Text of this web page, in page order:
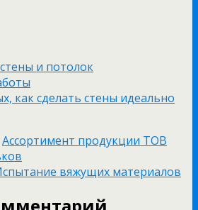
и потолок
как сделать стены идеально
Ассортимент продукции ТОВ
вяжущих материалов